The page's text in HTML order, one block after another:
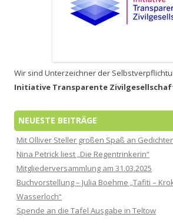
Wir sind Unterzeichner der
Initiative Transparente
NEUESTE BEITRÄGE
Mit Olliver Steller großen Spaß an
Nina Petrick liest „Die Regentrinkerin“
Mitgliederversammlung am 31.03.2025
Buchvorstellung – Julia Boehme „Tafiti –
Wasserloch“
Spende an die Tafel Ausgabe in Teltow